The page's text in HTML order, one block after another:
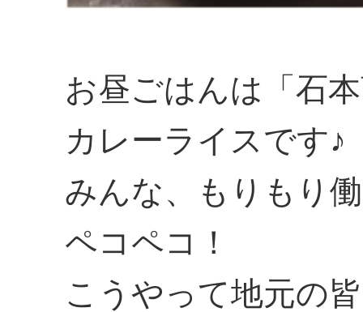
お昼ごはんは「石
カレーライスです♪
みんな、もりもり
ペコペコ！
こうやって地元の